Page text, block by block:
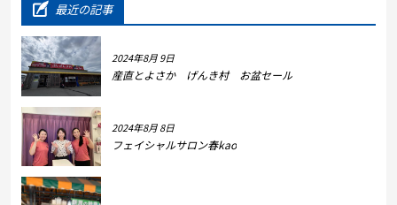
最近の記事
2024年8月 9日
産直とよさか げんき村 お盆セール
2024年8月 8日
フェイシャルサロン春kao